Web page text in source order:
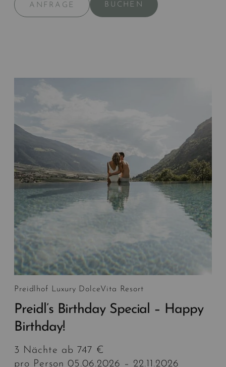
ANFRAGE BUCHEN
Preidlhof Luxury DolceVita Resort
Preidl’s Birthday Special – Happy
Birthday!
3 Nächte ab 747 €
pro Person 05.06.2026 – 22.11.2026